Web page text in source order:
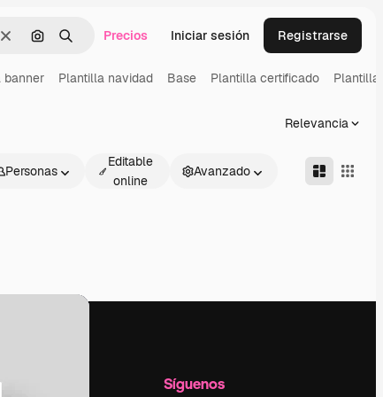
BorrarBuscar por imagen
BuscarPrecios Iniciar sesión Registrarse
banner Plantilla navidad Base Plantilla certificado Plantilla
Relevancia
Personas
Editable
online
Avanzado
Síguenos